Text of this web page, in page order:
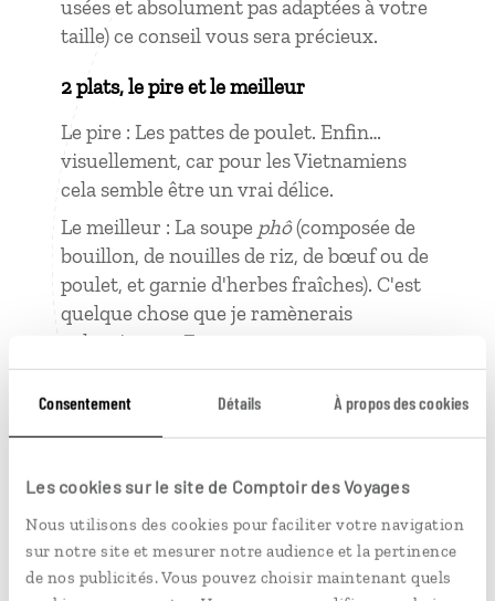
Consentement Détails À propos des cookies
Les cookies sur le site de Comptoir des Voyages
Nous utilisons des cookies pour faciliter votre navigation
sur notre site et mesurer notre audience et la pertinence
de nos publicités. Vous pouvez choisir maintenant quels
usées et absolument pas adaptées à votre
taille) ce conseil vous sera précieux.
2 plats, le pire et le meilleur
Le pire : Les pattes de poulet. Enfin…
visuellement, car pour les Vietnamiens
cela semble être un vrai délice.
Le meilleur : La soupe phô(composée de
bouillon, de nouilles de riz, de bœuf ou de
poulet, et garnie d'herbes fraîches). C'est
quelque chose que je ramènerais
volontiers en France pour traverser nos
hivers.
modestes ou les stands destreet foodque
l’on mange le mieux.
Distinguer le fruit du jacquier du durian.
Visuellement similaires pour les non-